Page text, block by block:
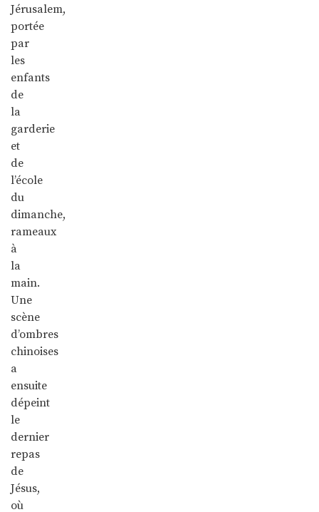
Jérusalem,
portée
par
les
enfants
de
la
garderie
et
de
l’école
du
dimanche,
rameaux
à
la
main.
Une
scène
d’ombres
chinoises
a
ensuite
dépeint
le
dernier
repas
de
Jésus,
où